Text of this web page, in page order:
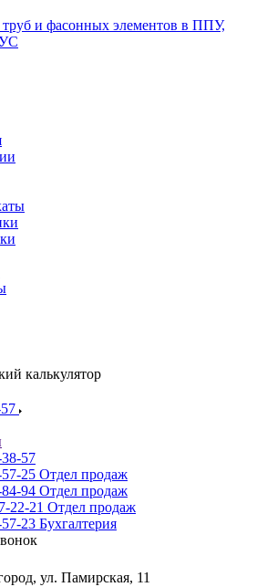
и фасонных элементов в ППУ,
калькулятор
57
25 Отдел продаж
94 Отдел продаж
22-21 Отдел продаж
23 Бухгалтерия
ул. Памирская, 11